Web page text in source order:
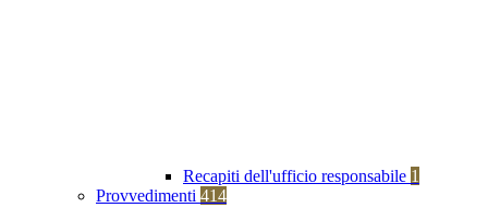
Recapiti dell'ufficio responsabile 1
Provvedimenti 414